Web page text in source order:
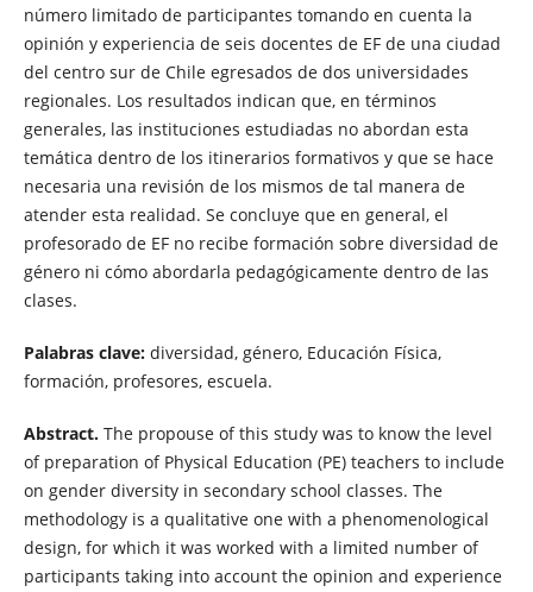
número limitado de participantes tomando en cuenta la
opinión y experiencia de seis docentes de EF de una ciudad
del centro sur de Chile egresados de dos universidades
regionales. Los resultados indican que, en términos
generales, las instituciones estudiadas no abordan esta
temática dentro de los itinerarios formativos y que se hace
necesaria una revisión de los mismos de tal manera de
atender esta realidad. Se concluye que en general, el
profesorado de EF no recibe formación sobre diversidad de
género ni cómo abordarla pedagógicamente dentro de las
clases.
Palabras clave:diversidad, género, Educación Física,
formación, profesores, escuela.
Abstract. The propouse of this study was to know the level
of preparation of Physical Education (PE) teachers to include
on gender diversity in secondary school classes. The
methodology is a qualitative one with a phenomenological
design, for which it was worked with a limited number of
participants taking into account the opinion and experience